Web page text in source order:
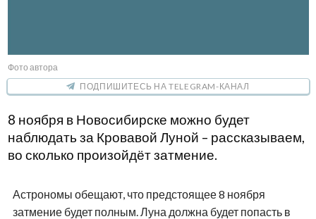
Фото автора
ПОДПИШИТЕСЬ НА TELEGRAM-КАНАЛ
8 ноября в Новосибирске можно будет
наблюдать за Кровавой Луной – рассказываем,
во сколько произойдёт затмение.
Астрономы обещают, что предстоящее 8 ноября
затмение будет полным. Луна должна будет попасть в